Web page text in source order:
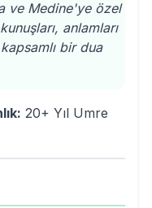
ve Medine'ye özel
anlamları
bir dua
20+ Yıl Umre